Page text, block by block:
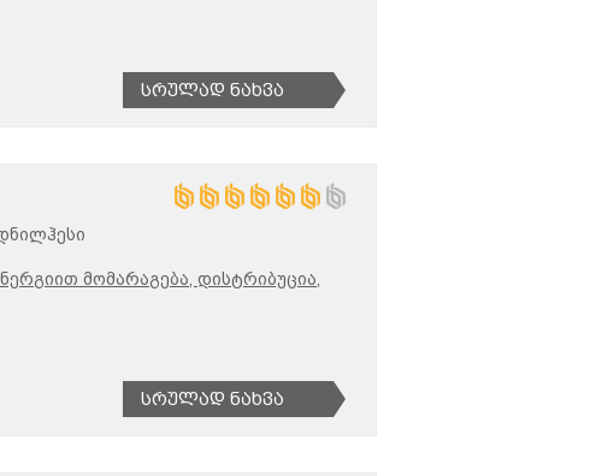
Სრულად Ნახვა
მომარაგება, დისტრიბუცია,
Სრულად Ნახვა